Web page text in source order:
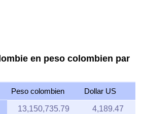
en peso colombien par
Peso colombien Dollar US
13,150,735.79 4,189.47